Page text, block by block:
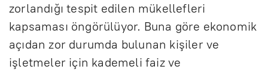
zorlandığı tespit edilen mükellefleri
kapsaması öngörülüyor. Buna göre ekonomik
açıdan zor durumda bulunan kişiler ve
işletmeler için kademeli faiz ve